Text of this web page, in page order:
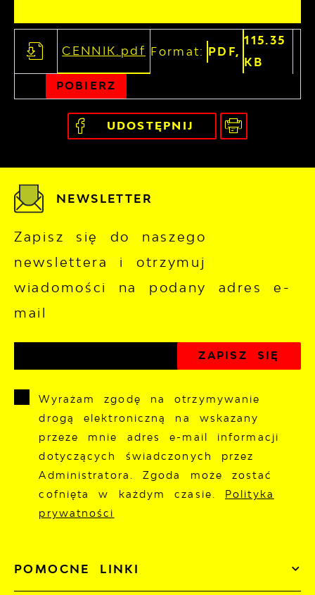
CENNIK.pdf Format: PDF,
115.35
KB
POBIERZ
UDOSTĘPNIJ
POMOCNE LINKI
NEWSLETTER
Zapisz się do naszego
newslettera i otrzymuj
wiadomości na podany adres e-
mail
Wyrażam zgodę na otrzymywanie
drogą elektroniczną na wskazany
przeze mnie adres e-mail informacji
dotyczących świadczonych przez
Administratora. Zgoda może zostać
cofnięta w każdym czasie. Polityka
prywatności